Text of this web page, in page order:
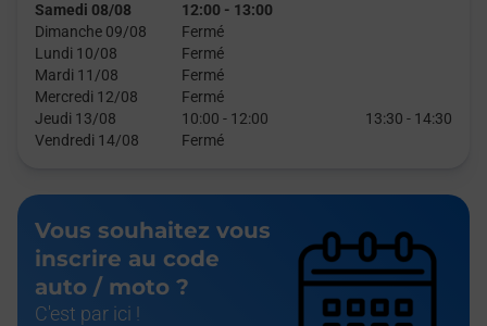
Samedi 08/08 12:00 - 13:00
Dimanche 09/08
Fermé
Lundi 10/08
Fermé
Mardi 11/08
Fermé
Mercredi 12/08
Fermé
Jeudi 13/08
10:00 - 12:00 13:30 - 14:30
Vendredi 14/08
Fermé
Vous souhaitez vous
inscrire au code
auto / moto ?
C'est par ici !